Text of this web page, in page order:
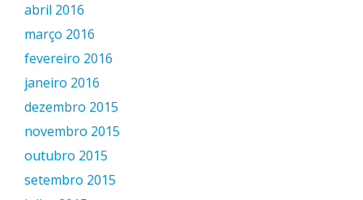
abril 2016
março 2016
fevereiro 2016
janeiro 2016
dezembro 2015
novembro 2015
outubro 2015
setembro 2015